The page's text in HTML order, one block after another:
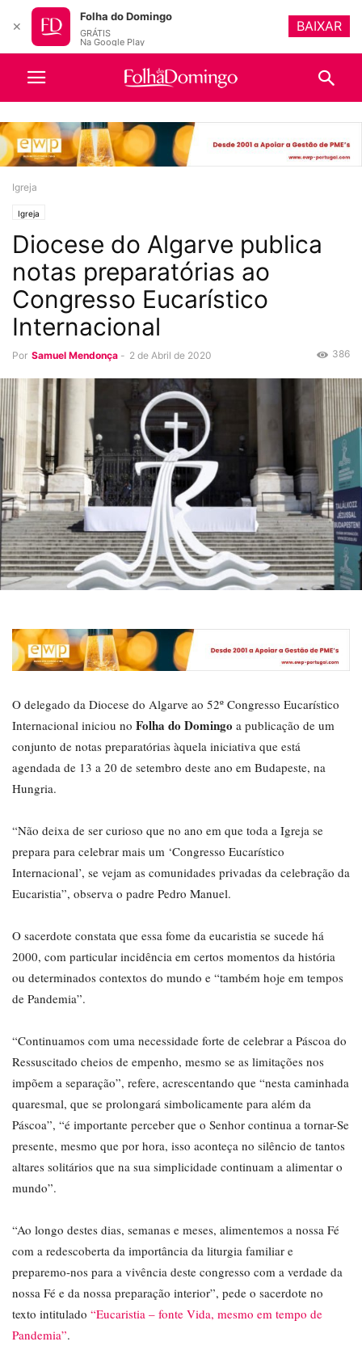
Igreja
Igreja
Diocese do Algarve publica
notas preparatórias ao
Congresso Eucarístico
Internacional
Por Samuel Mendonça - 2 de Abril de 2020 386
O delegado da Diocese do Algarve ao 52º Congresso Eucarístico
Internacional iniciou no Folha do Domingo a publicação de um
conjunto de notas preparatórias àquela iniciativa que está
agendada de 13 a 20 de setembro deste ano em Budapeste, na
Hungria.
“Não deixa de ser curioso que no ano em que toda a Igreja se
prepara para celebrar mais um ‘Congresso Eucarístico
Internacional’, se vejam as comunidades privadas da celebração da
Eucaristia”, observa o padre Pedro Manuel.
O sacerdote constata que essa fome da eucaristia se sucede há
2000, com particular incidência em certos momentos da história
ou determinados contextos do mundo e “também hoje em tempos
de Pandemia”.
“Continuamos com uma necessidade forte de celebrar a Páscoa do
Ressuscitado cheios de empenho, mesmo se as limitações nos
impõem a separação”, refere, acrescentando que “nesta caminhada
quaresmal, que se prolongará simbolicamente para além da
Páscoa”, “é importante perceber que o Senhor continua a tornar-Se
presente, mesmo que por hora, isso aconteça no silêncio de tantos
altares solitários que na sua simplicidade continuam a alimentar o
mundo”.
“Ao longo destes dias, semanas e meses, alimentemos a nossa Fé
com a redescoberta da importância da liturgia familiar e
preparemo-nos para a vivência deste congresso com a verdade da
nossa Fé e da nossa preparação interior”, pede o sacerdote no
texto intitulado “Eucaristia – fonte Vida, mesmo em tempo de
Pandemia”.
✕
Folha do Domingo
GRÁTIS
Na Google Play
BAIXAR